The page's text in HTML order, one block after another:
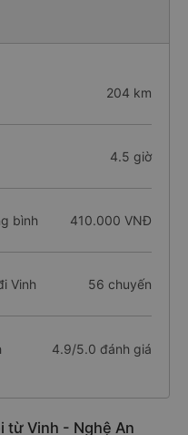
204 km
4.5 giờ
bình 410.000 VNĐ
Vinh 56 chuyến
4.9/5.0 đánh giá
từ Vinh - Nghệ An